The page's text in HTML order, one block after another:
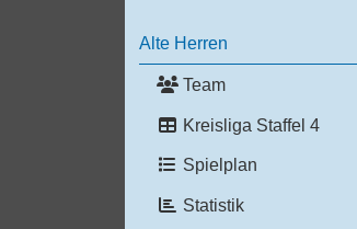
Alte Herren
Team
Kreisliga Staffel 4
Spielplan
Statistik